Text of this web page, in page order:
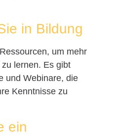
in Bildung
um mehr
lernen. Es gibt
und Webinare, die
Kenntnisse zu
ein